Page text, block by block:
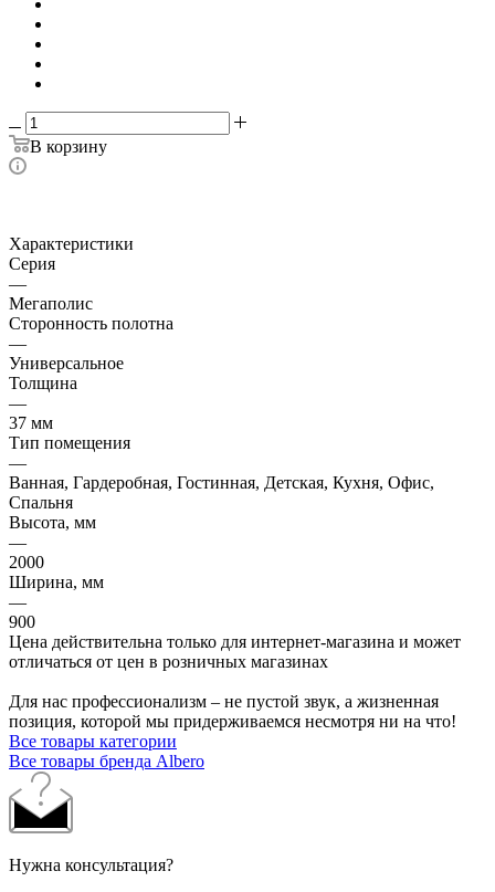
В корзину
Характеристики
Серия
—
Мегаполис
Сторонность полотна
—
Универсальное
Толщина
—
37 мм
Тип помещения
—
Ванная, Гардеробная, Гостинная, Детская, Кухня, Офис,
Спальня
Высота, мм
—
2000
Ширина, мм
—
900
Цена действительна только для интернет-магазина и может
отличаться от цен в розничных магазинах
Для нас профессионализм – не пустой звук, а жизненная
позиция, которой мы придерживаемся несмотря ни на что!
Все товары категории
Все товары бренда Albero
Нужна консультация?